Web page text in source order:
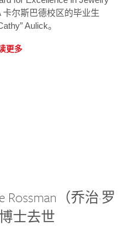
尔斯巴德校区的毕业生
Aulick。
更多
Rossman（乔治·罗
士去世